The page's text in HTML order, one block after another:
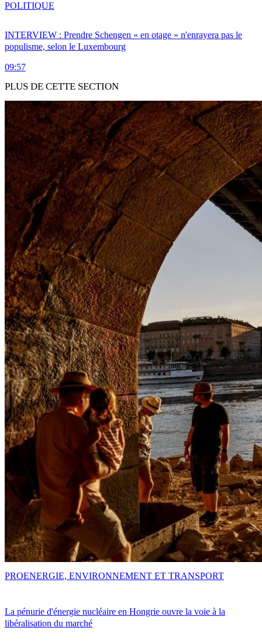
INTERVIEW : Prendre Schengen « en otage » n'enrayera pas le
populisme, selon le Luxembourg
09:57
POLITIQUE
PLUS DE CETTE SECTION
La pénurie d'énergie nucléaire en Hongrie ouvre la voie à la
libéralisation du marché
PROENERGIE, ENVIRONNEMENT ET TRANSPORT